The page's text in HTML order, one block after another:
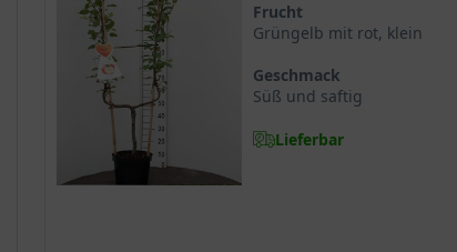
Frucht
Grüngelb mit rot, klein
Geschmack
Süß und saftig
Lieferbar